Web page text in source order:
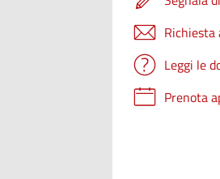
Richiesta
Leggi le
Prenota